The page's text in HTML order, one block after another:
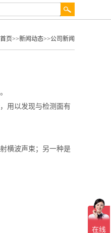
首页>>新闻动态>>公司新闻
用以发现与检测面有
横波声束；另一种是